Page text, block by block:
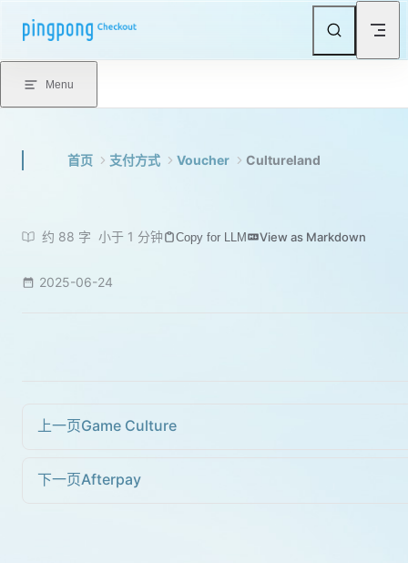
Skip to content
Menu
首页 支付方式 Voucher Cultureland
约 88 字 小于 1 分钟 Copy for LLM View as Markdown
2025-06-24
上一页Game Culture
下一页Afterpay